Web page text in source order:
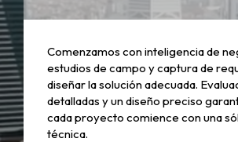
Comenzamos con inteligencia de
estudios de campo y captura de
diseñar la solución adecuada.
detalladas y un diseño preciso
cada proyecto comience con una
técnica.